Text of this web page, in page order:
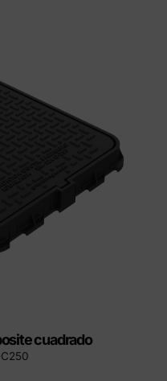
cuadrado